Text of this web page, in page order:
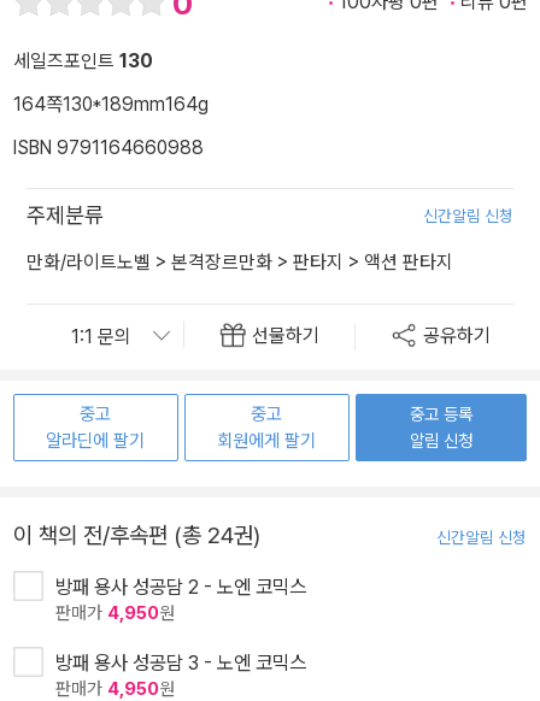
세일즈포인트 130
164쪽130*189mm164g
ISBN 9791164660988
주제분류 신간알림 신청
만화/라이트노벨 > 본격장르만화 > 판타지 > 액션 판타지
선물하기 공유하기
중고
알라딘에 팔기
중고
회원에게 팔기
중고 등록
알림 신청
이 책의 전/후속편 (총 24권) 신간알림 신청
방패 용사 성공담 2 - 노엔 코믹스
판매가 4,950원
방패 용사 성공담 3 - 노엔 코믹스
판매가 4,950원